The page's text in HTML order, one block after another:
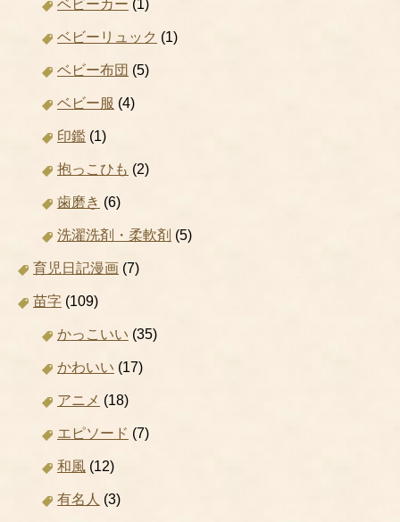
ベビーカー (1)
ベビーリュック (1)
ベビー布団 (5)
ベビー服 (4)
印鑑 (1)
抱っこひも (2)
歯磨き (6)
洗濯洗剤・柔軟剤 (5)
育児日記漫画 (7)
苗字 (109)
かっこいい (35)
かわいい (17)
アニメ (18)
エピソード (7)
和風 (12)
有名人 (3)